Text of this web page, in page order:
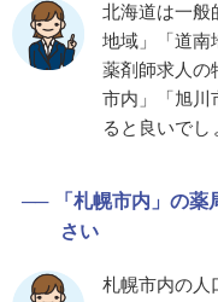
北海道は一般
地域」「道南
薬剤師求人の
市内」「旭川
ると良いでし
「札幌市内」の
さい
札幌市内の人